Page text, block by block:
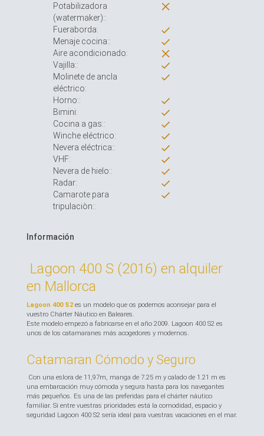
Potabilizadora
(watermaker)::
Fueraborda:
Menaje cocina::
Aire acondicionado:
Vajilla::
Molinete de ancla
eléctrico:
Horno::
Bimini:
Cocina a gas::
Winche eléctrico:
Nevera eléctrica::
VHF:
Nevera de hielo::
Radar:
Camarote para
tripulaciòn::
Información
Lagoon 400 S (2016) en alquiler
en Mallorca
Lagoon 400 S2 es un modelo que os podemos aconsejar para el
vuestro Chárter Náutico en Baleares.
Este modelo empezó a fabricarse en el año 2009. Lagoon 400 S2 es
unos de los catamaranes más acogedores y modernos.
Catamaran Cómodo y Seguro
Con una eslora de 11,97m, manga de 7.25 m y calado de 1.21 m es
una embarcación muy cómoda y segura hasta para los navegantes
más pequeños. Es una de las preferidas para el chárter náutico
familiar. Si entre vuestras prioridades está la comodidad, espacio y
seguridad Lagoon 400 S2 sería ideal para vuestras vacaciones en el mar.